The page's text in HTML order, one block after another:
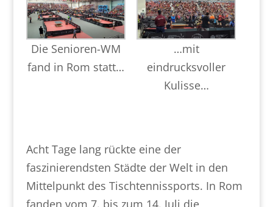
Die Senioren-WM
fand in Rom statt…
…mit
eindrucksvoller
Kulisse…
Acht Tage lang rückte eine der
faszinierendsten Städte der Welt in den
Mittelpunkt des Tischtennissports. In Rom
fanden vom 7. bis zum 14. Juli die